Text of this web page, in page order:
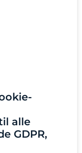
alle
GDPR,